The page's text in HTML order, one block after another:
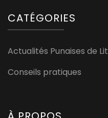
CATÉGORIES
Actualités Punaises de Lit
Conseils pratiques